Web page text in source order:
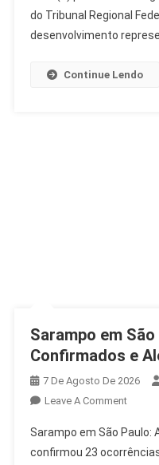
De
do Tribunal Regional
desenvolvimento
Continue Lendo
Sarampo em
Confirmados e
7 De Agosto De 2026
Leave A CommentOn
Em
São
Sarampo em São Paulo:
confirmou 23